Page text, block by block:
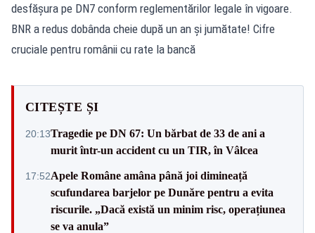
desfăşura pe DN7 conform reglementărilor legale în vigoare.
BNR a redus dobânda cheie după un an și jumătate! Cifre
cruciale pentru românii cu rate la bancă
CITEȘTE ȘI
20:13Tragedie pe DN 67: Un bărbat de 33 de ani a
murit într-un accident cu un TIR, în Vâlcea
17:52Apele Române amâna până joi dimineață
scufundarea barjelor pe Dunăre pentru a evita
riscurile. „Dacă există un minim risc, operațiunea
se va anula”